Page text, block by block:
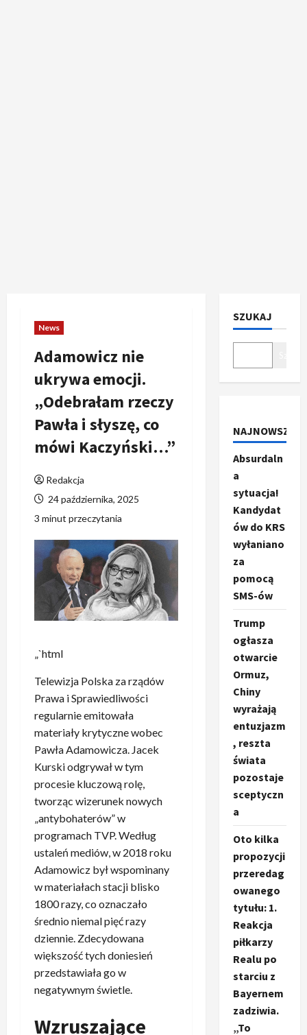
News
Adamowicz nie
ukrywa emocji.
„Odebrałam rzeczy
Pawła i słyszę, co
mówi Kaczyński…”
Redakcja
24 października, 2025
3 minut przeczytania
„`html
Telewizja Polska za rządów
Prawa i Sprawiedliwości
regularnie emitowała
materiały krytyczne wobec
Pawła Adamowicza. Jacek
Kurski odgrywał w tym
procesie kluczową rolę,
tworząc wizerunek nowych
„antybohaterów” w
programach TVP. Według
ustaleń mediów, w 2018 roku
Adamowicz był wspominany
w materiałach stacji blisko
1800 razy, co oznaczało
średnio niemal pięć razy
dziennie. Zdecydowana
większość tych doniesień
przedstawiała go w
negatywnym świetle.
Wzruszające
SZUKAJ
NAJNOWSZE
Absurdaln
a
sytuacja!
Kandydat
ów do KRS
wyłaniano
za
pomocą
SMS-ów
Trump
ogłasza
otwarcie
Ormuz,
Chiny
wyrażają
entuzjazm
, reszta
świata
pozostaje
sceptyczn
a
Oto kilka
propozycji
przeredag
owanego
tytułu: 1.
Reakcja
piłkarzy
Realu po
starciu z
Bayernem
zadziwia.
„To